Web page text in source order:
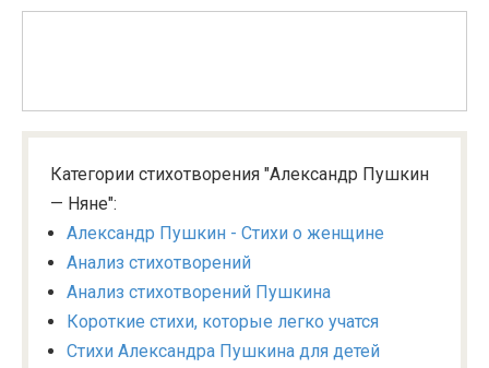
Категории стихотворения "Александр Пушкин
— Няне":
Александр Пушкин - Стихи о женщине
Анализ стихотворений
Анализ стихотворений Пушкина
Короткие стихи, которые легко учатся
Стихи Александра Пушкина для детей